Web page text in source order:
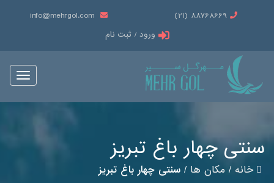
88768669 (21)
info@mehrgol.com
ورود / ثبت نام
Toggle
سنتی چهار باغ تبریز
خانه/ مکان ها/ سنتی چهار باغ تبریز